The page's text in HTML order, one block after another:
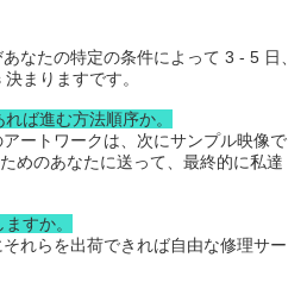
なたの特定の条件によって 3 - 5 日、
まりますです。
ば進む方法順序か。
ートワークは、次にサンプル映像で
めのあなたに送って、最終的に私達
すか。
れらを出荷できれば自由な修理サー